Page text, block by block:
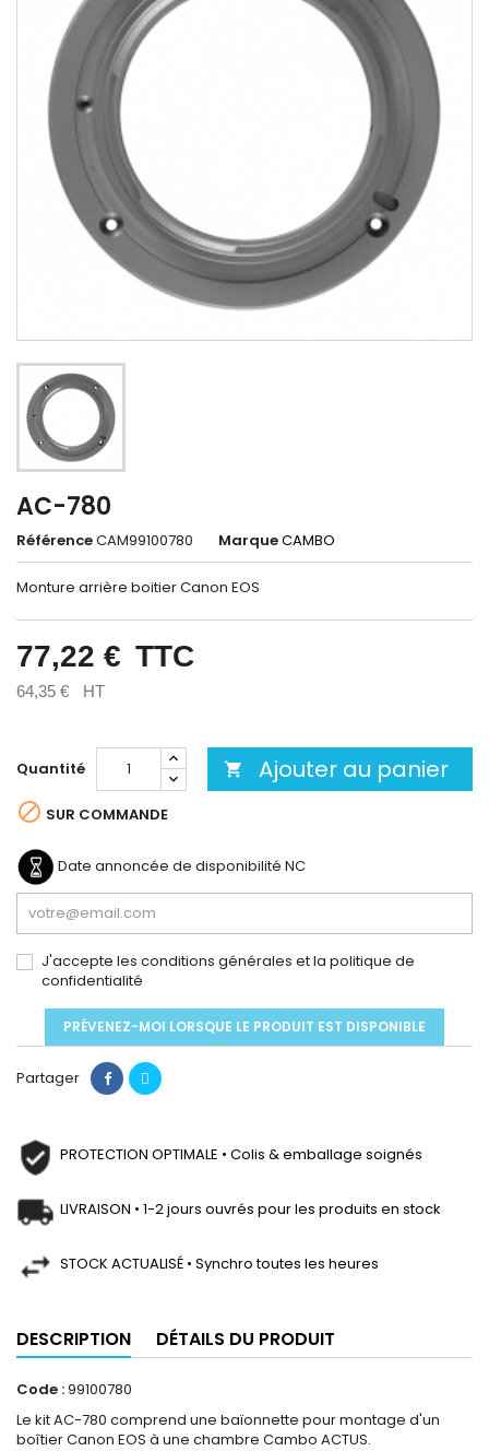
AC-780
RéférenceCAM99100780 MarqueCAMBO
Monture arrière boitier Canon EOS
77,22 € TTC
64,35 € HT
Quantité  Ajouter au panier
 SUR COMMANDE
Date annoncée de disponibilité NC
J'accepte les conditions générales et la politique de
confidentialité
PRÉVENEZ-MOI LORSQUE LE PRODUIT EST DISPONIBLE
Partager
PROTECTION OPTIMALE • Colis & emballage soignés
LIVRAISON • 1-2 jours ouvrés pour les produits en stock
STOCK ACTUALISÉ • Synchro toutes les heures
DESCRIPTION DÉTAILS DU PRODUIT
Code :99100780
Le kit AC-780 comprend une baïonnette pour montage d'un
boîtier Canon EOS à une chambre Cambo ACTUS.